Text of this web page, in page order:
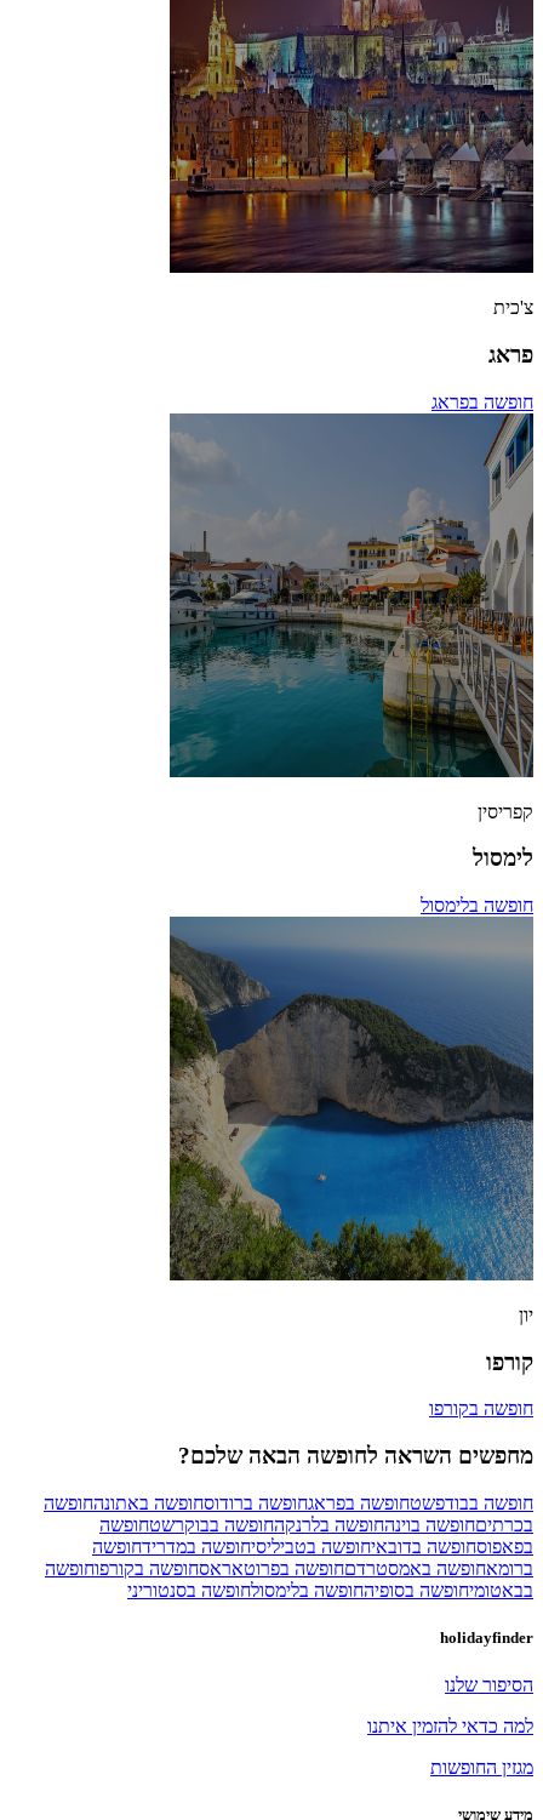
צ'כית
פראג
חופשה בפראג
קפריסין
לימסול
חופשה בלימסול
יון
קורפו
חופשה בקורפו
מחפשים השראה לחופשה הבאה שלכם?
חופשה בבודפשטחופשה בפראגחופשה ברודוסחופשה באתונהחופשה
בכרתיםחופשה בוינהחופשה בלרנקהחופשה בבוקרשטחופשה
בפאפוסחופשה בדובאיחופשה בטביליסיחופשה במדרידחופשה
ברומאחופשה באמסטרדםחופשה בפרוטאראסחופשה בקורפוחופשה
בבאטומיחופשה בסופיהחופשה בלימסולחופשה בסנטוריני
holidayfinder
הסיפור שלנו
למה כדאי להזמין איתנו
מגזין החופשות
מידע שימושי